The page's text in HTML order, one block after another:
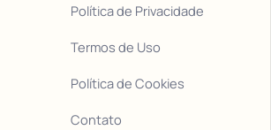
Política de Privacidade
Termos de Uso
Política de Cookies
Contato